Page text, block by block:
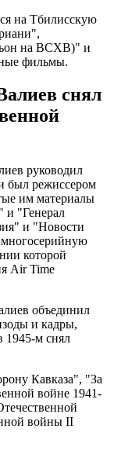
на Тбилисскую
на ВСХВ)" и
фильмы.
снял
руководил
был режиссером
им материалы
и "Генерал
и "Новости
которой
Air Time
объединил
и кадры,
1945-м снял
Кавказа", "За
войне 1941-
войны II